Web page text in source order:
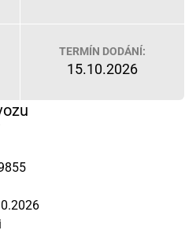
TERMÍN DODÁNÍ:
15.10.2026